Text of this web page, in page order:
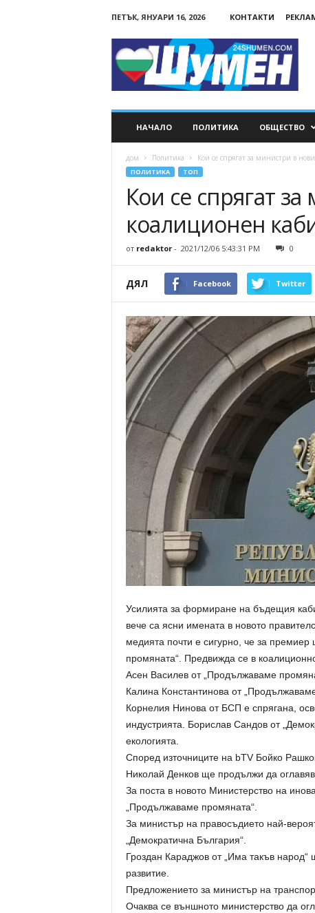
ПЕТЪК, ЯНУАРИ 16, 2026 КОНТАКТИ
НАЧАЛО ПОЛИТИКА ОБЩЕСТВО
дом Политика Кои се спрягат за министри в
ПОЛИТИКА ТОП
Кои се спрягат
коалиционен
от redaktor- 2021/12/06 5:43:31 PM 0
ДЯЛ Facebook Twitter
Усилията за формиране на бъдещия
вече са ясни имената в новото
медията почти е сигурно, че за
промяната“. Предвижда се в
Асен Василев от „Продължаваме
Калина Константинова от
Корнелия Нинова от БСП е спрягана,
индустрията. Борислав Сандов от
екологията.
Според източниците на bTV Бойко
Николай Денков ще продължи да
За поста в новото Министерство на
„Продължаваме промяната“.
За министър на правосъдието най-
„Демократична България“.
Гроздан Караджов от „Има такъв
развитие.
Предложението за министър на
Очаква се външното министерство да